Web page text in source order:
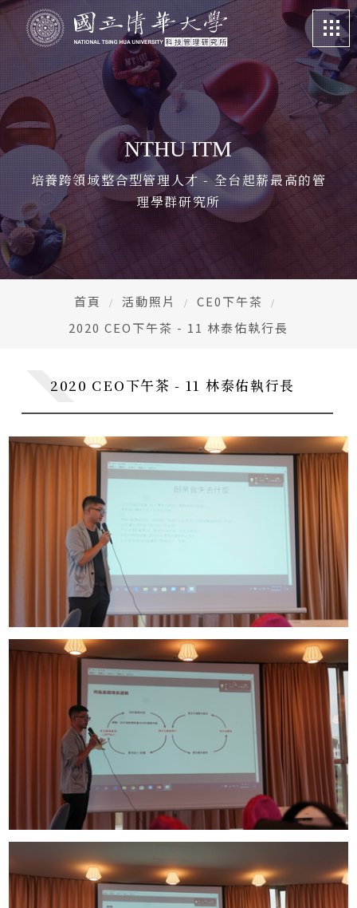
關於我們 About
課程特色 Program
招生訊息 Admission
系所成員 Faculty
學生專區 Student life
More
NTHU ITM
培養跨領域整合型管理人才 - 全台起薪最高的管
理學群研究所
首頁 活動照片
CE0下午茶
2020 CEO下午茶 - 11 林泰佑執行長
2020 CEO下午茶 - 11 林泰佑執行長
CE0 Teatime
系所暨校友活動Department Activities
學術活動